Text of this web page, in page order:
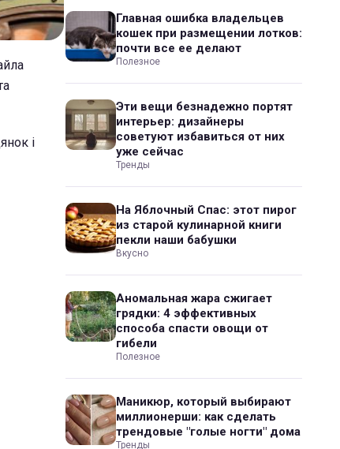
і
Главная ошибка владельцев
кошек при размещении лотков:
почти все ее делают
Полезное
Эти вещи безнадежно портят
интерьер: дизайнеры
советуют избавиться от них
уже сейчас
Тренды
На Яблочный Спас: этот пирог
из старой кулинарной книги
пекли наши бабушки
Вкусно
Аномальная жара сжигает
грядки: 4 эффективных
способа спасти овощи от
гибели
Полезное
Маникюр, который выбирают
миллионерши: как сделать
трендовые "голые ногти" дома
Тренды